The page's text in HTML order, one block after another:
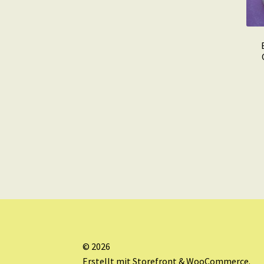
© 2026
Erstellt mit Storefront & WooCommerce.